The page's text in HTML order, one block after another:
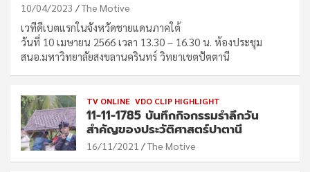
10/04/2023 The Motive
เวทีดีเบตแรกในจังหวัดชายแดนภาคใต้
วันที่ 10 เมษายน 2566 เวลา 13.30 – 16.30 น. ห้องประชุม
สนอ.มหาวิทยาลัยสงขลานครินทร์ วิทยาเขตปัตตานี
TV ONLINE VDO CLIP HIGHLIGHT
11-11-1785 บันทึกกิจกรรมรำลึกวัน
สำคัญของประวัติศาสตร์ปาตานี
16/11/2021 The Motive